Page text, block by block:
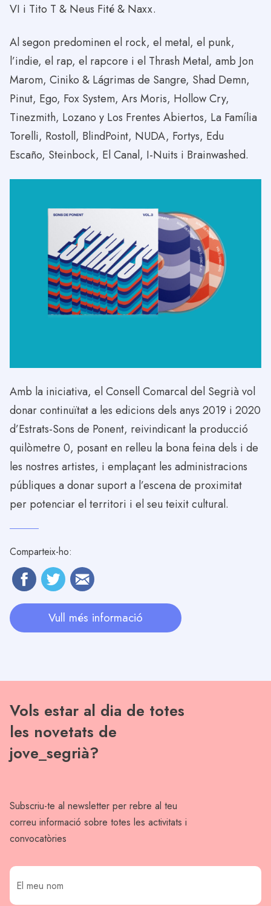
VI i Tito T & Neus Fité & Naxx.
Al segon predominen el rock, el metal, el punk,
l’indie, el rap, el rapcore i el Thrash Metal, amb Jon
Marom, Ciniko & Lágrimas de Sangre, Shad Demn,
Pinut, Ego, Fox System, Ars Moris, Hollow Cry,
Tinezmith, Lozano y Los Frentes Abiertos, La Família
Torelli, Rostoll, BlindPoint, NUDA, Fortys, Edu
Escaño, Steinbock, El Canal, I-Nuits i Brainwashed.
Amb la iniciativa, el Consell Comarcal del Segrià vol
donar continuïtat a les edicions dels anys 2019 i 2020
d’Estrats-Sons de Ponent, reivindicant la producció
quilòmetre 0, posant en relleu la bona feina dels i de
les nostres artistes, i emplaçant les administracions
públiques a donar suport a l’escena de proximitat
per potenciar el territori i el seu teixit cultural.
Comparteix-ho:
Vull més informació
Vols estar al dia de totes
les novetats de
jove_segrià?
Subscriu-te al newsletter per rebre al teu
correu informació sobre totes les activitats i
convocatòries